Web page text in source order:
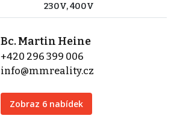
230V, 400V
Bc. Martin Heine
+420 296 399 006
info@mmreality.cz
Zobraz 6 nabídek